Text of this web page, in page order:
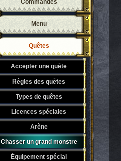
Commandes
Menu
Quêtes
Accepter une quête
Règles des quêtes
Types de quêtes
Licences spéciales
Arène
Chasser un grand monstre
Équipement spécial